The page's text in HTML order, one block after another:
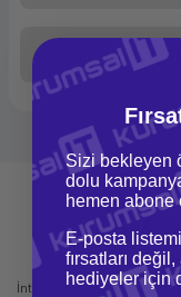
Ürün
Taksit Seçenekleri
Mağazadan
İnternetten sipariş et ve
Sizi bekleyen
dolu
hemen abone
E-posta
fırsatları
hediyeler için